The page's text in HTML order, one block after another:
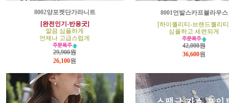
8002양포켓단가라니트
[완전인기-반응굿]
깔끔 심플하게
언제나 고급스럽게
29,900원
26,100원
8001언발스카프블라우스
[하이퀄리티-브랜드퀄리
심플하고 세련되게
42,000원
36,600원